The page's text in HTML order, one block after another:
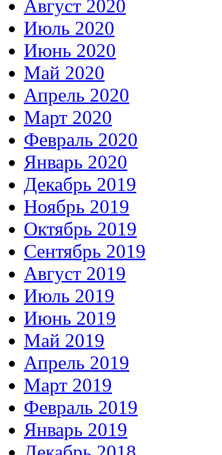
Август 2020
Июль 2020
Июнь 2020
Май 2020
Апрель 2020
Март 2020
Февраль 2020
Январь 2020
Декабрь 2019
Ноябрь 2019
Октябрь 2019
Сентябрь 2019
Август 2019
Июль 2019
Июнь 2019
Май 2019
Апрель 2019
Март 2019
Февраль 2019
Январь 2019